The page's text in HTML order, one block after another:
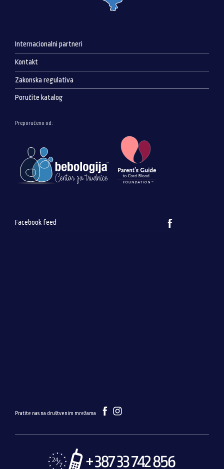
Internacionalni partneri
Kontakt
Zakonska regulativa
Poručite katalog
Preporučeno od:
Facebook feed
Pratite nas na društvenim mrežama